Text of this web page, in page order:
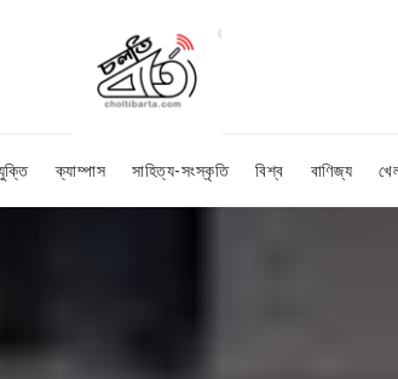
ক্যাম্পাস সাহিত্য-সংস্কৃতি বিশ্ব বাণিজ্য